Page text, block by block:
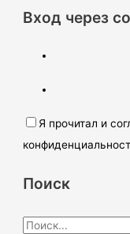
Вход через
Я прочитал и
Поиск
П